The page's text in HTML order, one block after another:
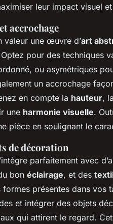
leur impact visuel
accrochage
valeur une œuvre d’art
pour des techniques
ou asymétriques
un accrochage
en compte la hauteur,
une harmonie visuelle.
pièce en soulignant le
de décoration
parfaitement avec
bon éclairage, et des
formes présentes dans vos
et intégrer des objets
qui attirent le regard.